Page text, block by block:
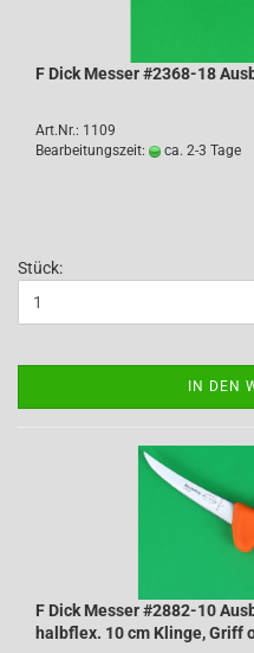
F Dick Messer #2368-18
Art.Nr.: 1109
Bearbeitungszeit:
ca. 2-3 Tage
Stück:
IN DEN
F Dick Messer #2882-10
halbflex. 10 cm Klinge, Griff